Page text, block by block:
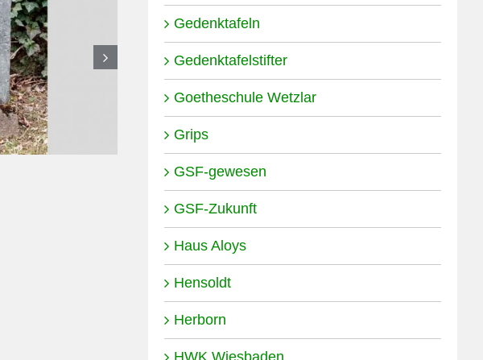
Moses Thalberg
10.01.2024
Gedenktafeln
Gedenktafelstifter
Goetheschule Wetzlar
Grips
GSF-gewesen
GSF-Zukunft
Haus Aloys
Hensoldt
Herborn
HWK Wiesbaden